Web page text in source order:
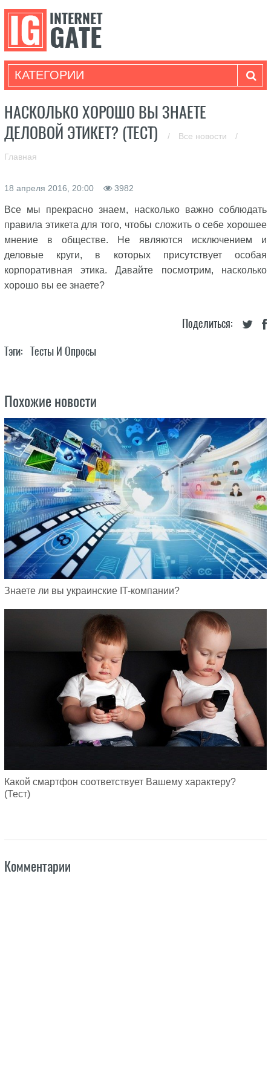
КАТЕГОРИИ
НАСКОЛЬКО ХОРОШО ВЫ ЗНАЕТЕ
ДЕЛОВОЙ ЭТИКЕТ? (ТЕСТ)
/ Все новости /
Главная
18 апреля 2016, 20:00 3982
Все мы прекрасно знаем, насколько важно соблюдать
правила этикета для того, чтобы сложить о себе хорошее
мнение в обществе. Не являются исключением и
деловые круги, в которых присутствует особая
корпоративная этика. Давайте посмотрим, насколько
хорошо вы ее знаете?
Поделиться:
Тэги: Тесты И Опросы
Похожие новости
Знаете ли вы украинские IT-компании?
Какой смартфон соответствует Вашему характеру?
(Тест)
Комментарии